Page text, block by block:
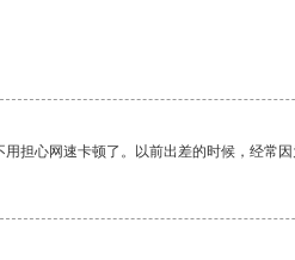
心网速卡顿了。以前出差的时候，经常